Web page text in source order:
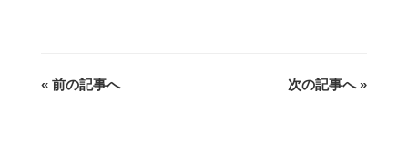
« 前の記事へ 次の記事へ »